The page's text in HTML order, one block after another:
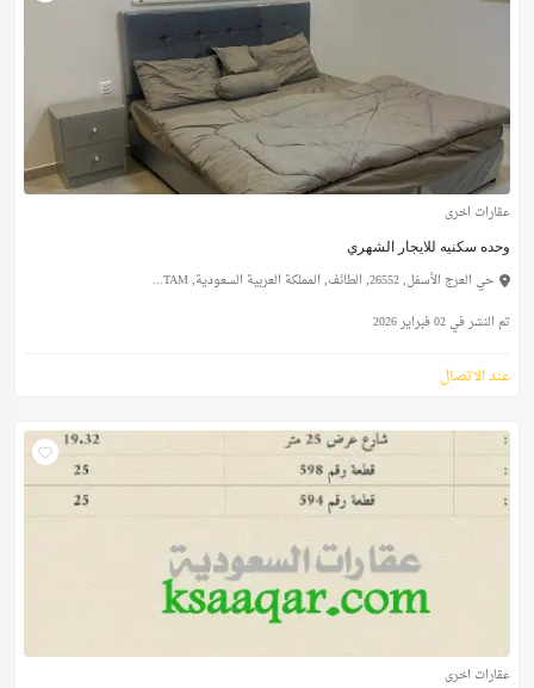
عقارات اخرى
وحده سكنيه للايجار الشهري
حي العرج الأسفل, 26552, الطائف, المملكة العربية السعودية, TAM...
تم النشر في 02 فبراير 2026
عند الاتصال
عقارات اخرى